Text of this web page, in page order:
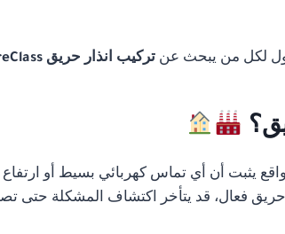
لكل من يبحث عن تركيب انذار حريق FireClass في مصر
يثبت أن أي تماس كهربائي بسيط أو ارتفاع
فعال، قد يتأخر اكتشاف المشكلة حتى